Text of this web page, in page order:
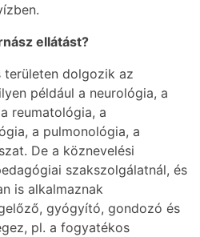
ellátást?
dolgozik az
például a neurológia, a
reumatológia, a
a pulmonológia, a
De a köznevelési
szakszolgálatnál, és
is alkalmaznak
gyógyító, gondozó és
pl. a fogyatékos